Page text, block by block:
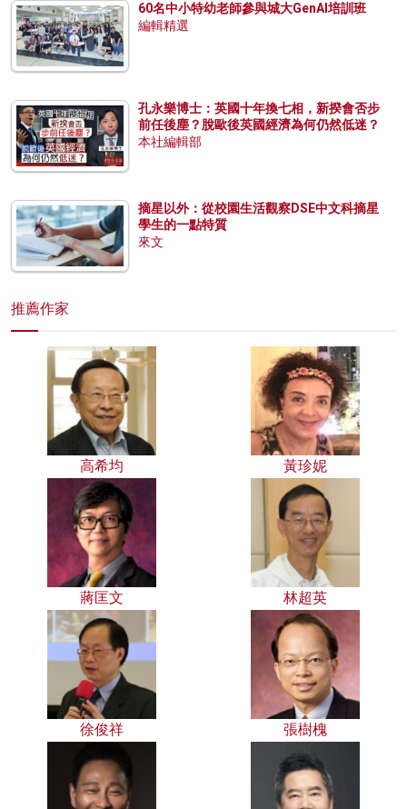
60名中小特幼老師參與城大GenAI培訓班
編輯精選
孔永樂博士：英國十年換七相，新揆會否步
前任後塵？脫歐後英國經濟為何仍然低迷？
本社編輯部
摘星以外：從校園生活觀察DSE中文科摘星
學生的一點特質
來文
推薦作家
高希均 黃珍妮
蔣匡文 林超英
徐俊祥 張樹槐